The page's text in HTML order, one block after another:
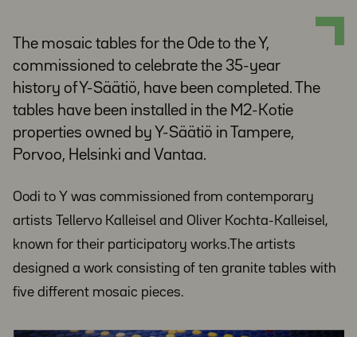
The mosaic tables for the Ode to the Y,
commissioned to celebrate the 35-year
history of Y-Säätiö, have been completed. The
tables have been installed in the M2-Kotie
properties owned by Y-Säätiö in Tampere,
Porvoo, Helsinki and Vantaa.
Oodi to Y was commissioned from contemporary
artists Tellervo Kalleisel and Oliver Kochta-Kalleisel,
known for their participatory works.The artists
designed a work consisting of ten granite tables with
five different mosaic pieces.